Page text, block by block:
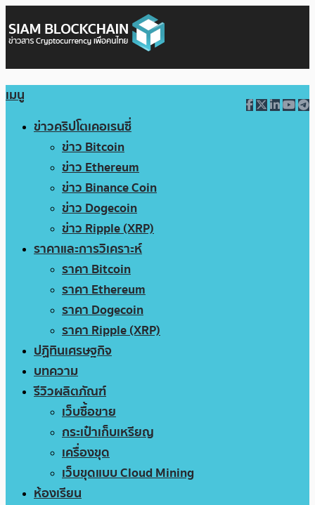
เมนู
ข่าวคริปโตเคอเรนซี่
ข่าว Bitcoin
ข่าว Ethereum
ข่าว Binance Coin
ข่าว Dogecoin
ข่าว Ripple (XRP)
ราคาและการวิเคราะห์
ราคา Bitcoin
ราคา Ethereum
ราคา Dogecoin
ราคา Ripple (XRP)
ปฏิทินเศรษฐกิจ
บทความ
รีวิวผลิตภัณฑ์
เว็บซื้อขาย
กระเป๋าเก็บเหรียญ
เครื่องขุด
เว็บขุดแบบ Cloud Mining
ห้องเรียน